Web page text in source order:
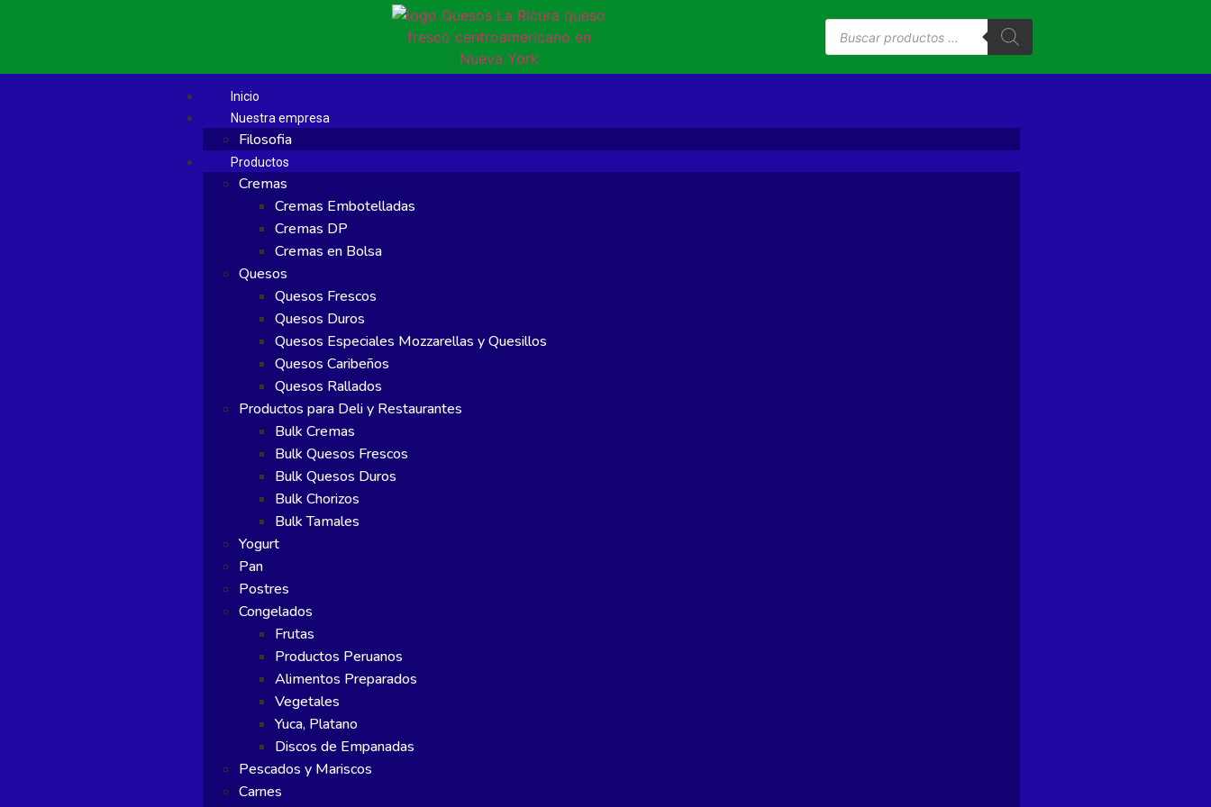
Inicio
Nuestra empresa
Filosofia
Productos
Cremas
Cremas Embotelladas
Cremas DP
Cremas en Bolsa
Quesos
Quesos Frescos
Quesos Duros
Quesos Especiales Mozzarellas y Quesillos
Quesos Caribeños
Quesos Rallados
Productos para Deli y Restaurantes
Bulk Cremas
Bulk Quesos Frescos
Bulk Quesos Duros
Bulk Chorizos
Bulk Tamales
Yogurt
Pan
Postres
Congelados
Frutas
Productos Peruanos
Alimentos Preparados
Vegetales
Yuca, Platano
Discos de Empanadas
Pescados y Mariscos
Carnes